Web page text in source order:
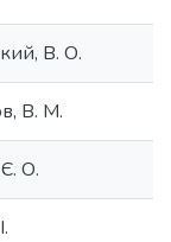
В. О.
В. М.
О.